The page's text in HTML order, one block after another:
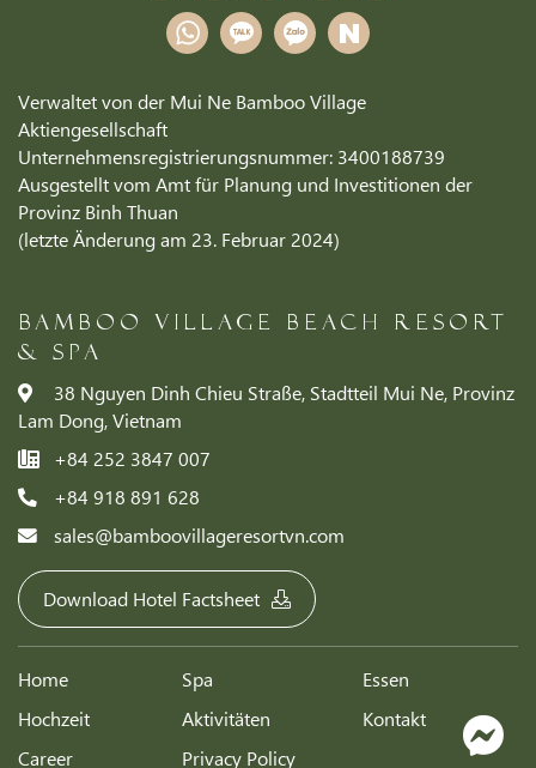
Verwaltet von der Mui Ne Bamboo Village
Aktiengesellschaft
Unternehmensregistrierungsnummer: 3400188739
Ausgestellt vom Amt für Planung und Investitionen der
Provinz Binh Thuan
(letzte Änderung am 23. Februar 2024)
BAMBOO VILLAGE BEACH RESORT
& SPA
38 Nguyen Dinh Chieu Straße, Stadtteil Mui Ne, Provinz
Lam Dong, Vietnam
+84 252 3847 007
+84 918 891 628
sales@bamboovillageresortvn.com
Download Hotel Factsheet
Home Spa
Essen
Hochzeit
Aktivitäten
Kontakt
Career
Privacy Policy